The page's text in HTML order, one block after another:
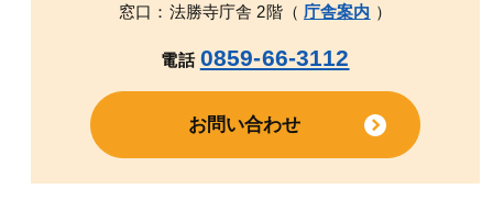
窓口：法勝寺庁舎 2階（ 庁舎案内 ）
電話 0859-66-3112
お問い合わせ